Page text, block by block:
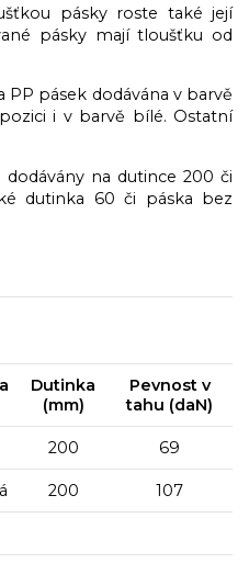
pásky roste také její
pásky mají tloušťku od
PP pásek dodávána v barvě
i v barvě bílé. Ostatní
na dutince 200 či
dutinka 60 či páska bez
Dutinka
(mm)
Pevnost v
tahu (daN)
200 69
200 107